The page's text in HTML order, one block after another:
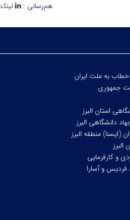
هم‌رسانی :
خطاب به ملت ایران
جمهوری
استان البرز
دانشگاهی البرز
(ایسنا) منطقه البرز
البرز
و کارفرمایی
فردیس و آسارا